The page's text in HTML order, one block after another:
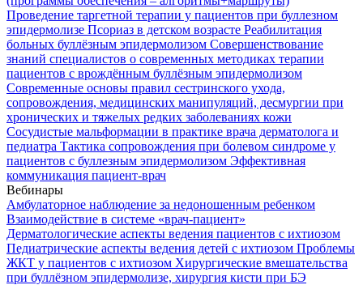
Проведение таргетной терапии у пациентов при буллезном
эпидермолизе Псориаз в детском возрасте Реабилитация
больных буллёзным эпидермолизом Совершенствование
знаний специалистов о современных методиках терапии
пациентов с врождённым буллёзным эпидермолизом
Современные основы правил сестринского ухода,
сопровождения, медицинских манипуляций, десмургии при
хронических и тяжелых редких заболеваниях кожи
Сосудистые мальформации в практике врача дерматолога и
педиатра Тактика сопровождения при болевом синдроме у
пациентов с буллезным эпидермолизом Эффективная
коммуникация пациент-врач
Вебинары
Амбулаторное наблюдение за недоношенным ребенком
Взаимодействие в системе «врач-пациент»
Дерматологические аспекты ведения пациентов с ихтиозом
Педиатрические аспекты ведения детей с ихтиозом Проблемы
ЖКТ у пациентов с ихтиозом Хирургические вмешательства
при буллёзном эпидермолизе, хирургия кисти при БЭ